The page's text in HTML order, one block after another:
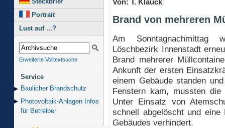
Portrait
Lust auf ...?
Erweiterte Volltextsuche
Service
Baulicher Brand­schutz
Photovoltaik-Anlagen Infos
für Betreiber
Von: T. Klauck
Brand von mehreren
Am Sonntagnachmittag
Löschbezirk Innenstadt
Brand mehrerer
Ankunft der ersten
einem Gebäude standen
Fenstern kam, mussten
Unter Einsatz von
schnell abgelöscht und eine
Gebäudes verhindert.